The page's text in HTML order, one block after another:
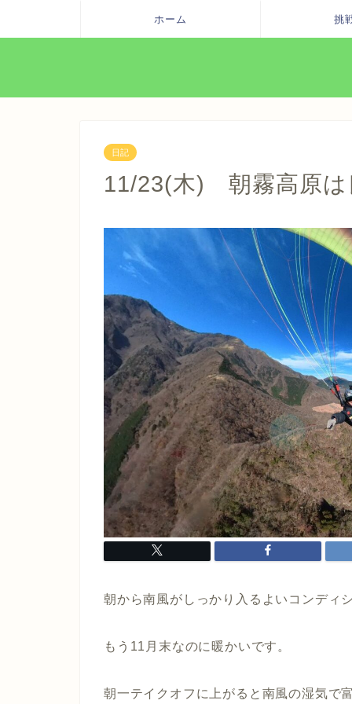
ホーム 挑
日記
11/23(木) 朝霧高原は
朝から南風がしっかり入るよいコンディ
もう11月末なのに暖かいです。
朝一テイクオフに上がると南風の湿気で